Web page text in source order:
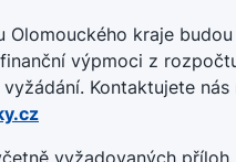
kraje
výpmoci z
Kontaktujete nás
vyžadovaných